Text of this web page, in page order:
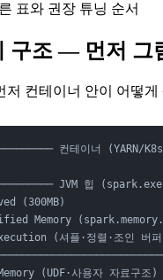
표와 권장 튜닝 순서
구조 — 먼저 그
저 컨테이너 안이 어떻
컨테이너 (YARN/
JVM 힙
(300MB)
Memory
(셔플·정렬·조인
Memory (UDF·사용자